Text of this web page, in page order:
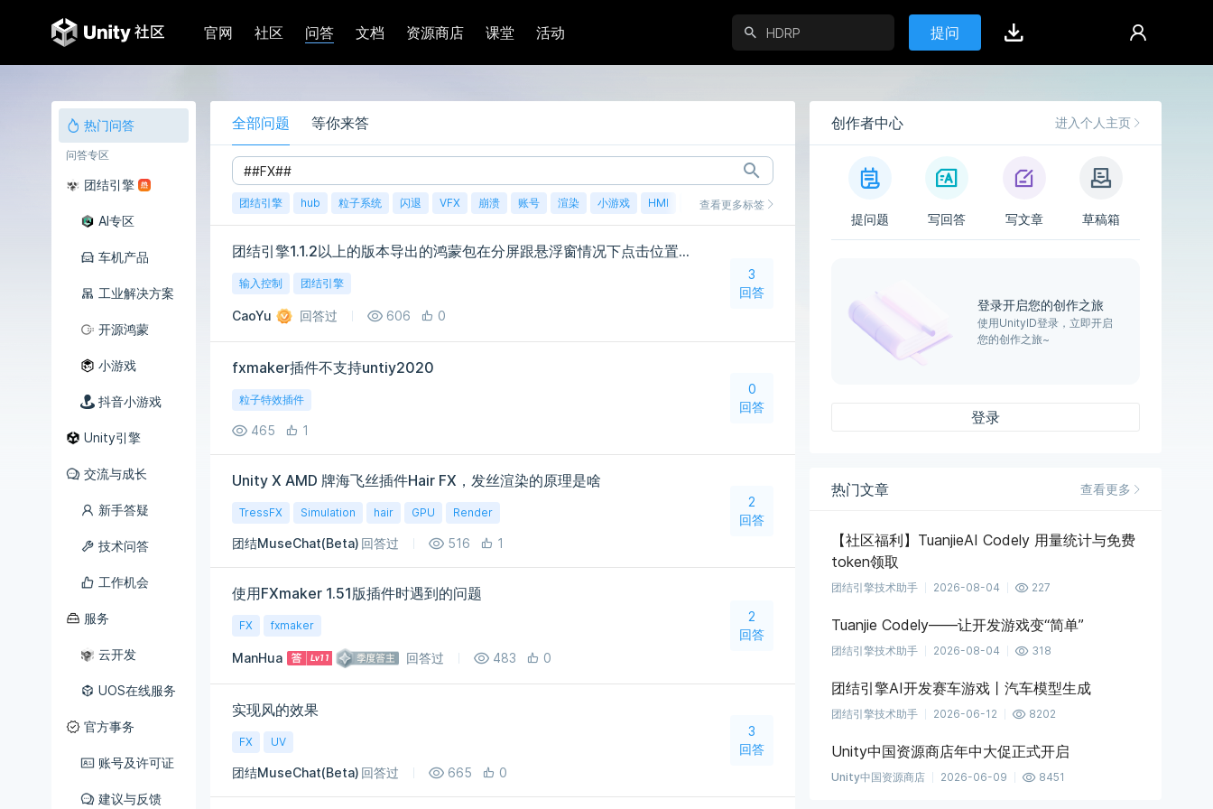
官网 社区 问答 文档 资源商店 课堂 活动 提问
热门问答
问答专区
团结引擎
AI专区
车机产品
工业解决方案
开源鸿蒙
小游戏
抖音小游戏
Unity引擎
交流与成长
新手答疑
技术问答
工作机会
服务
云开发
UOS在线服务
官方事务
账号及许可证
建议与反馈
全部问题 等你来答
团结引擎 hub 粒子系统 闪退 VFX 崩溃 账号 渲染 小游戏 HMI 鸿蒙查看更多标签
团结引擎1.1.2以上的版本导出的鸿蒙包在分屏跟悬浮窗情况下点击位置偏移
输入控制 团结引擎
CaoYu 回答过 606 0
3
回答
fxmaker插件不支持untiy2020
粒子特效插件
465 1
0
回答
Unity X AMD 牌海飞丝插件Hair FX，发丝渲染的原理是啥
TressFX Simulation hair GPU Render
团结MuseChat(Beta) 回答过 516 1
2
回答
使用FXmaker 1.51版插件时遇到的问题
FX fxmaker
ManHua 回答过 483 0
2
回答
实现风的效果
FX UV
团结MuseChat(Beta) 回答过 665 0
3
回答
创作者中心 进入个人主页
提问题 写回答 写文章 草稿箱
登录开启您的创作之旅
使用UnityID登录，立即开启
您的创作之旅~
登录
热门文章 查看更多
【社区福利】TuanjieAI Codely 用量统计与免费
token领取
团结引擎技术助手 2026-08-04 227
Tuanjie Codely——让开发游戏变“简单”
团结引擎技术助手 2026-08-04 318
团结引擎AI开发赛车游戏丨汽车模型生成
团结引擎技术助手 2026-06-12 8202
Unity中国资源商店年中大促正式开启
Unity中国资源商店 2026-06-09 8451